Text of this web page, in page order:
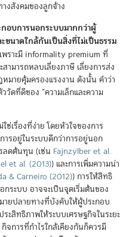
งสังคมของลูกจ้าง
อบการนอกระบบมากกว่าผู้
นาดใกล้กันเป็นสิ่งที่ไม่เป็นธรรม
เพราะมี informality premium ที่
ามารถหลบเลี่ยงภาษี เลี่ยงการส่ง
มายคุ้มครองแรงงาน ดังนั้น คำว่า
วัดที่ดีของ “ความเล็กและความ
ช่เรื่องที่ง่าย โดยหัวใจของการ
รอยู่ในระบบดีกว่าการอยู่นอก
ลดต้นทุน (เช่น Fajnzylber et al.
et al. (2013)) และการเพิ่มความน่า
& Carneiro (2012)) การให้สิทธิ
กระบบ อาจจะเป็นจุดเริ่มต้นของ
ายปลายทางที่บังคับให้ผู้ประกอบ
ะสิทธิภาพให้ระบบเศรษฐกิจในระยะ
จการที่กำไรใกล้เคียงกันก็ควรมี